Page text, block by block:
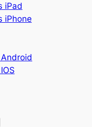
iPad
iPhone